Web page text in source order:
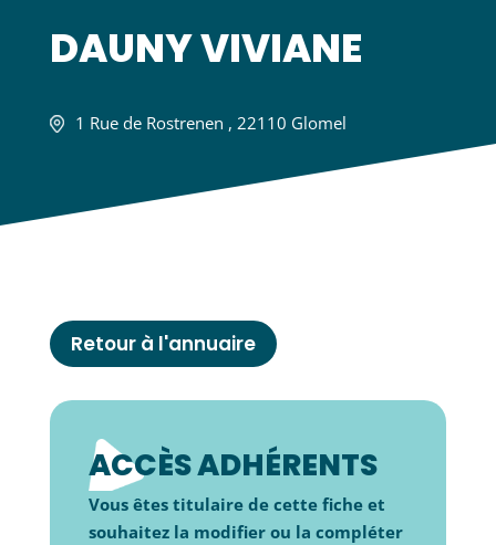
DAUNY VIVIANE
1 Rue de Rostrenen , 22110 Glomel
Retour à l'annuaire
ACCÈS ADHÉRENTS
Vous êtes titulaire de cette fiche et
souhaitez la modifier ou la compléter